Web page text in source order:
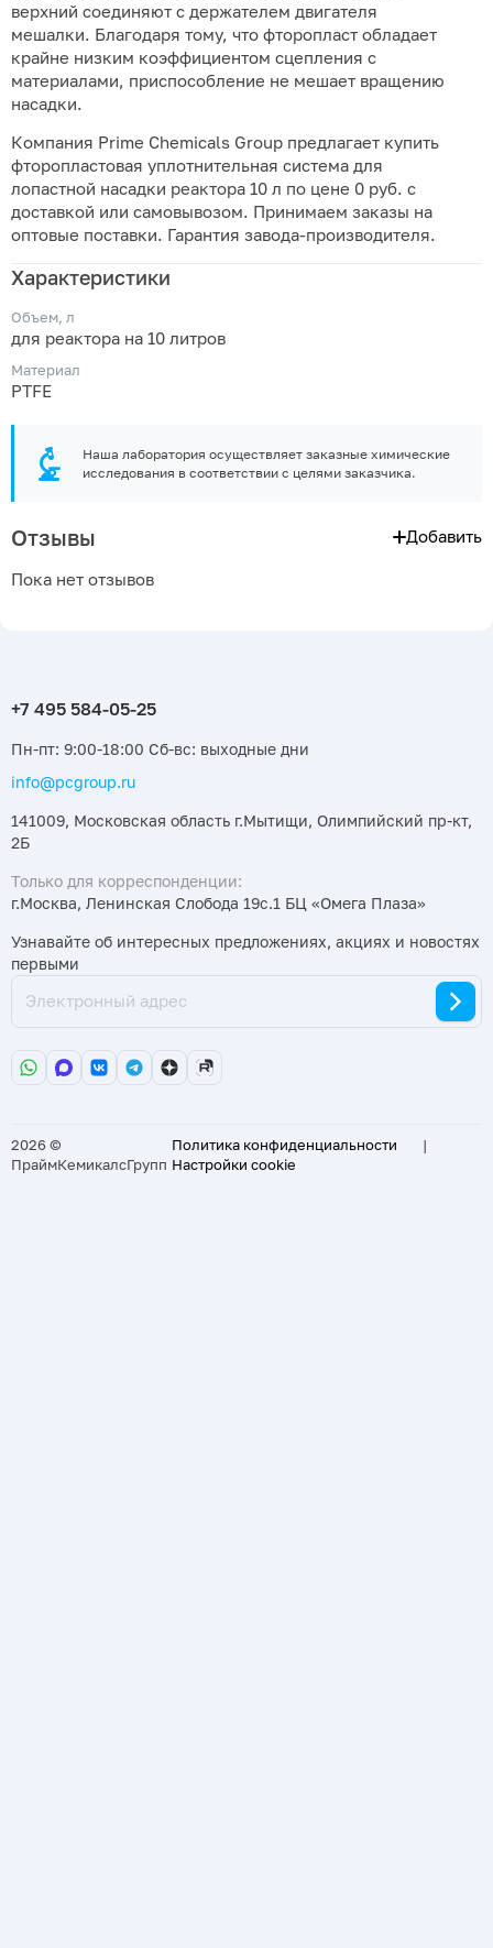
верхний соединяют с держателем двигателя
мешалки. Благодаря тому, что фторопласт обладает
крайне низким коэффициентом сцепления с
материалами, приспособление не мешает вращению
насадки.
Компания Prime Chemicals Group предлагает купить
фторопластовая уплотнительная система для
лопастной насадки реактора 10 л по цене 0 руб. с
доставкой или самовывозом. Принимаем заказы на
оптовые поставки. Гарантия завода-производителя.
Характеристики
Объем, л
для реактора на 10 литров
Материал
PTFE
Наша лаборатория осуществляет заказные химические
исследования в соответствии с целями заказчика.
Отзывы Добавить
Пока нет отзывов
Пн-пт: 9:00-18:00 Сб-вс: выходные дни
info@pcgroup.ru
141009, Московская область г.Мытищи, Олимпийский пр-кт,
2Б
Только для корреспонденции:
г.Москва, Ленинская Слобода 19с.1 БЦ «Омега Плаза»
Узнавайте об интересных предложениях, акциях и новостях
первыми
2026 ©
ПраймКемикалсГрупп
Политика конфиденциальности
|
Настройки cookie